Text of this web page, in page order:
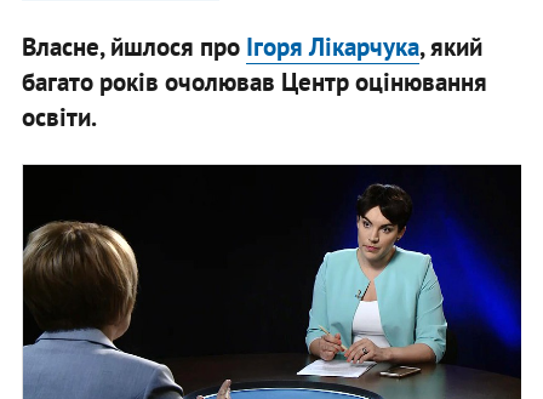
Власне, йшлося про Ігоря Лікарчука, який
багато років очолював Центр оцінювання
освіти.